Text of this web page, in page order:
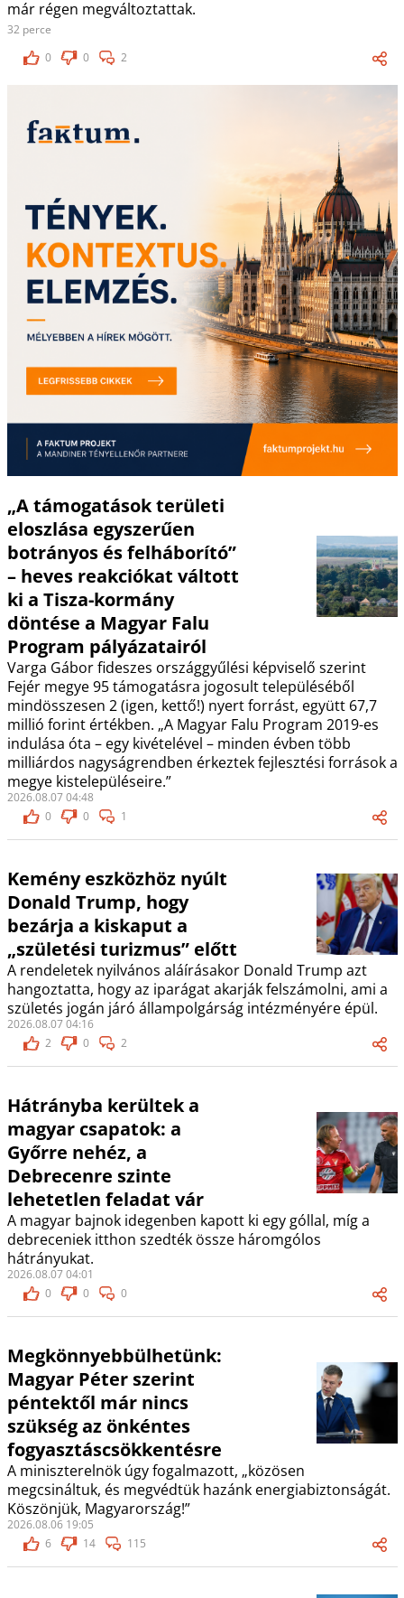
már régen megváltoztattak.
32 perce
0
0 2
„A támogatások területi
eloszlása egyszerűen
botrányos és felháborító”
– heves reakciókat váltott
ki a Tisza-kormány
döntése a Magyar Falu
Program pályázatairól
Varga Gábor fideszes országgyűlési képviselő szerint
Fejér megye 95 támogatásra jogosult településéből
mindösszesen 2 (igen, kettő!) nyert forrást, együtt 67,7
millió forint értékben. „A Magyar Falu Program 2019-es
indulása óta – egy kivételével – minden évben több
milliárdos nagyságrendben érkeztek fejlesztési források a
megye kistelepüléseire.”
2026.08.07 04:48
0
0 1
Kemény eszközhöz nyúlt
Donald Trump, hogy
bezárja a kiskaput a
„születési turizmus” előtt
A rendeletek nyilvános aláírásakor Donald Trump azt
hangoztatta, hogy az iparágat akarják felszámolni, ami a
születés jogán járó állampolgárság intézményére épül.
2026.08.07 04:16
2
0 2
Hátrányba kerültek a
magyar csapatok: a
Győrre nehéz, a
Debrecenre szinte
lehetetlen feladat vár
A magyar bajnok idegenben kapott ki egy góllal, míg a
debreceniek itthon szedték össze háromgólos
hátrányukat.
2026.08.07 04:01
0
0 0
Megkönnyebbülhetünk:
Magyar Péter szerint
péntektől már nincs
szükség az önkéntes
fogyasztáscsökkentésre
A miniszterelnök úgy fogalmazott, „közösen
megcsináltuk, és megvédtük hazánk energiabiztonságát.
Köszönjük, Magyarország!”
2026.08.06 19:05
6
14 115